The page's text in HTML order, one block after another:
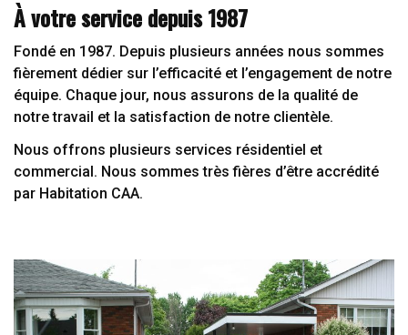
À votre service depuis 1987
Fondé en 1987. Depuis plusieurs années nous sommes
fièrement dédier sur l’efficacité et l’engagement de notre
équipe. Chaque jour, nous assurons de la qualité de
notre travail et la satisfaction de notre clientèle.
Nous offrons plusieurs services résidentiel et
commercial. Nous sommes très fières d’être accrédité
par Habitation CAA.